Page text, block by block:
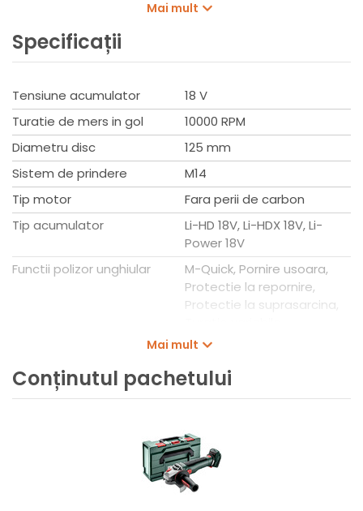
atunci cand discul este blocat - pentru o protectie
suprasarcina, pornira lana, protectie la repornire. Filtru de
praf detasabil si curatabil pentru protectia motorului
Mai mult
Specificații
Tensiune acumulator
18 V
Turatie de mers in gol
10000 RPM
Diametru disc
125 mm
Sistem de prindere
M14
Tip motor
Fara perii de carbon
Tip acumulator
Li-HD 18V, Li-HDX 18V, Li-
Power 18V
Functii polizor unghiular
M-Quick, Pornire usoara,
Protectie la repornire,
Protectie la suprasarcina,
2 x 8 Ah acumulatori +
incarcator
Ambalaj
WB18LTBL11125QUICK
Mai mult
Conținutul pachetului